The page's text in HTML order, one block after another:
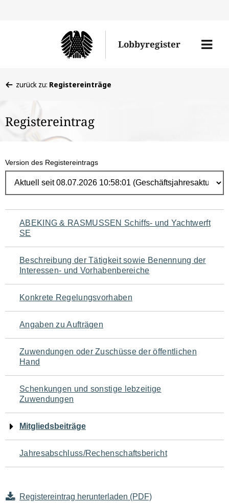
Lobbyregister
Menü
befinden
hier:
zurück zu: Registereinträge
Registereintrag
Version des Registereintrags
Navigation
für
den
Seiteninhalt
ABEKING & RASMUSSEN Schiffs- und Yachtwerft
SE
Beschreibung der Tätigkeit sowie Benennung der
Interessen- und Vorhabenbereiche
Konkrete Regelungsvorhaben
Angaben zu Aufträgen
Zuwendungen oder Zuschüsse der öffentlichen
Hand
Schenkungen und sonstige lebzeitige
Zuwendungen
Mitgliedsbeiträge
Jahresabschluss/Rechenschaftsbericht
Registereintrag herunterladen (PDF)